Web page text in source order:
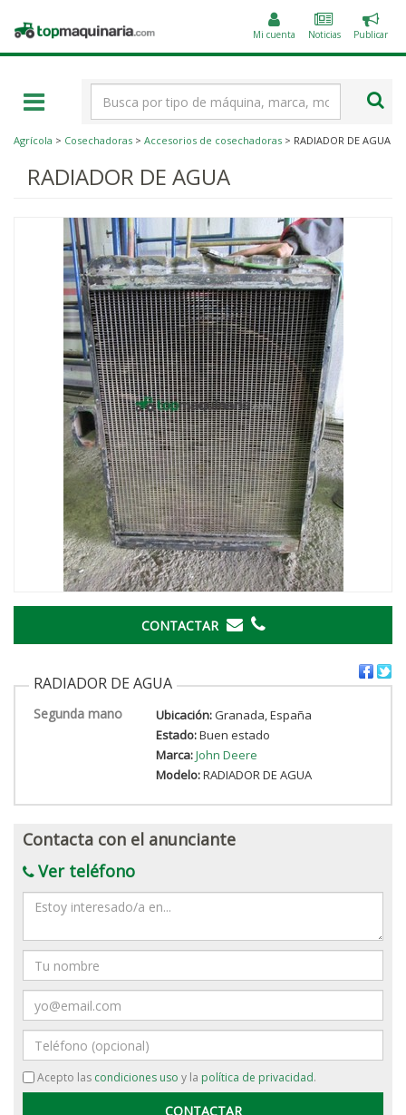
Topmaquinaria.com Mi cuenta Noticias
un
Publicar
Agrícola > Cosechadoras > Accesorios de cosechadoras > RADIADOR DE AGUA
RADIADOR DE AGUA
CONTACTAR
RADIADOR DE AGUA
Segunda mano Ubicación:Granada, España
Estado:Buen estado
Marca:John Deere
Modelo:RADIADOR DE AGUA
Contacta con el anunciante
Ver teléfono
Mensaje
Nombre
Email
Teléfono
Acepto las condiciones uso y la política de privacidad.